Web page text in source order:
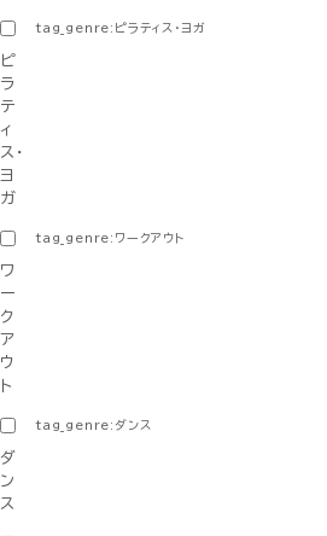
tag_genre:ピラティス・ヨガ
ピ
ラ
テ
ィ
ス・
ヨ
ガ
tag_genre:ワークアウト
ワ
ー
ク
ア
ウ
ト
tag_genre:ダンス
ダ
ン
ス